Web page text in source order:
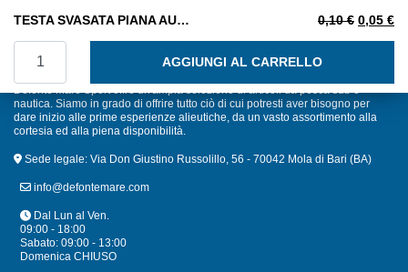
TESTA SVASATA PIANA AUTOFILETTANTI TAGLIO CROCE 5,5X19 INOX A2 0,10€ Il
0,05 €Il
AGGIUNGI AL CARRELLO
nautica. Siamo in grado di offrire tutto ciò di cui potresti aver bisogno per
dare inizio alle prime esperienze alieutiche, da un vasto assortimento alla
cortesia ed alla piena disponibilità.
Sede legale: Via Don Giustino Russolillo, 56 - 70042 Mola di Bari (BA)
info@defontemare.com
Dal Lun al Ven.
09:00 - 18:00
Sabato: 09:00 - 13:00
Domenica CHIUSO